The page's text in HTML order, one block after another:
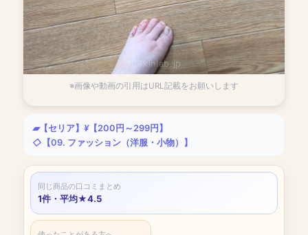
100kinlab.jp
※画像や動画の引用はURL記載をお願いします
【セリア】
【200円～299円】
【09. ファッション（洋服・小物）】
同じ商品の口コミまとめ
1件・平均★4.5